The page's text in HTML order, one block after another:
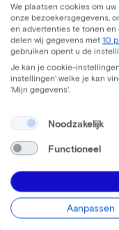
Lease a Bike
Over ons
Vacatures
Stages
Contact
Nieuws
MVO
Security &
Trotse partner van
We plaatsen cookies om
onze bezoekersgegevens,
en advertenties te tonen en
delen wij gegevens met 10
gebruiken opent u de
Je kan je cookie-
instellingen' welke je kan
‘Mijn gegevens'.
Noodzakelijk
Functioneel
Aanpassen